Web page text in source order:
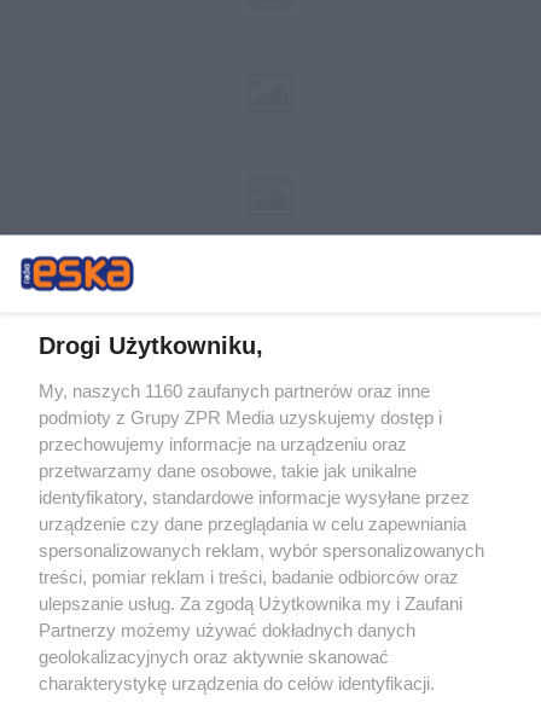
Żaden utwór zamieszczony w serwisie nie może być powielany i
rozpowszechniany lub dalej rozpowszechniany w jakikolwiek sposób (w
tym także elektroniczny lub mechaniczny) na jakimkolwiek polu
eksploatacji w jakiejkolwiek formie, włącznie z umieszczaniem w
Internecie bez pisemnej zgody właściciela praw. Jakiekolwiek użycie lub
wykorzystanie utworów w całości lub w części z naruszeniem prawa,
tzn. bez właściwej zgody, jest zabronione pod groźbą kary i może być
ścigane prawnie.
Drogi Użytkowniku,
My, naszych 1160 zaufanych partnerów oraz inne
podmioty z Grupy ZPR Media uzyskujemy dostęp i
przechowujemy informacje na urządzeniu oraz
przetwarzamy dane osobowe, takie jak unikalne
identyfikatory, standardowe informacje wysyłane przez
urządzenie czy dane przeglądania w celu zapewniania
spersonalizowanych reklam, wybór spersonalizowanych
treści, pomiar reklam i treści, badanie odbiorców oraz
ulepszanie usług. Za zgodą Użytkownika my i Zaufani
Partnerzy możemy używać dokładnych danych
geolokalizacyjnych oraz aktywnie skanować
charakterystykę urządzenia do celów identyfikacji.